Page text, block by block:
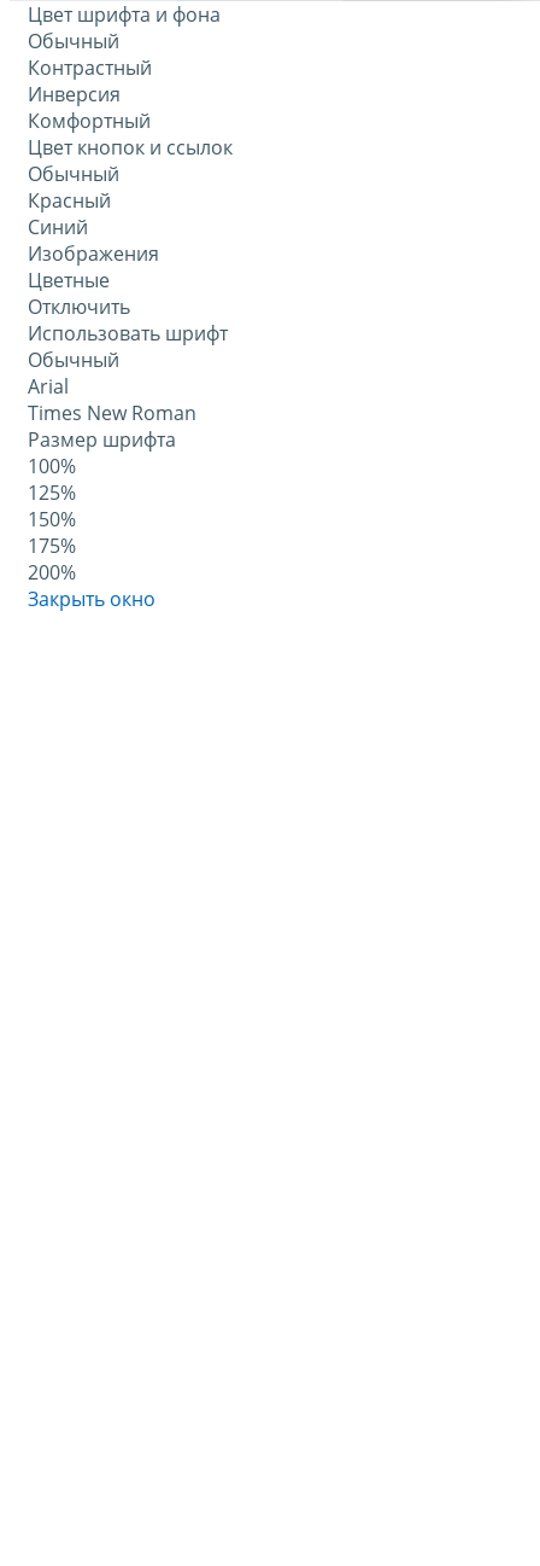
Цвет шрифта и фона
Обычный
Контрастный
Инверсия
Комфортный
Цвет кнопок и ссылок
Обычный
Красный
Синий
Изображения
Цветные
Отключить
Использовать шрифт
Обычный
Arial
Times New Roman
Размер шрифта
100%
125%
150%
175%
200%
Закрыть окно